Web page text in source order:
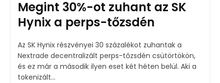
Megint 30%-ot zuhant az SK
Hynix a perps-tőzsdén
Az SK Hynix részvényei 30 százalékot zuhantak a
Nextrade decentralizált perps-tőzsdén csütörtökön,
és ez már a második ilyen eset két héten belül. Aki a
tokenizált...